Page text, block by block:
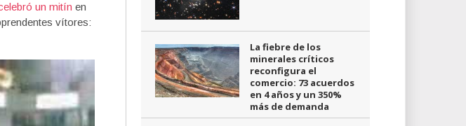
un mitín en
vítores:
La fiebre de los
minerales críticos
reconfigura el
comercio: 73 acuerdos
en 4 años y un 350%
más de demanda